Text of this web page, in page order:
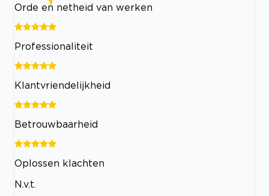
Orde en netheid van werken
Professionaliteit
Klantvriendelijkheid
Betrouwbaarheid
Oplossen klachten
N.v.t.